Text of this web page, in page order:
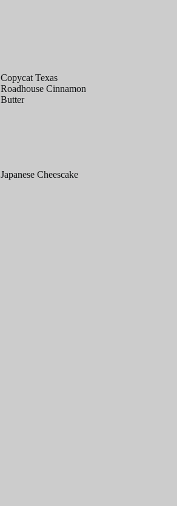
Copycat Texas
Roadhouse Cinnamon
Butter
Japanese Cheescake